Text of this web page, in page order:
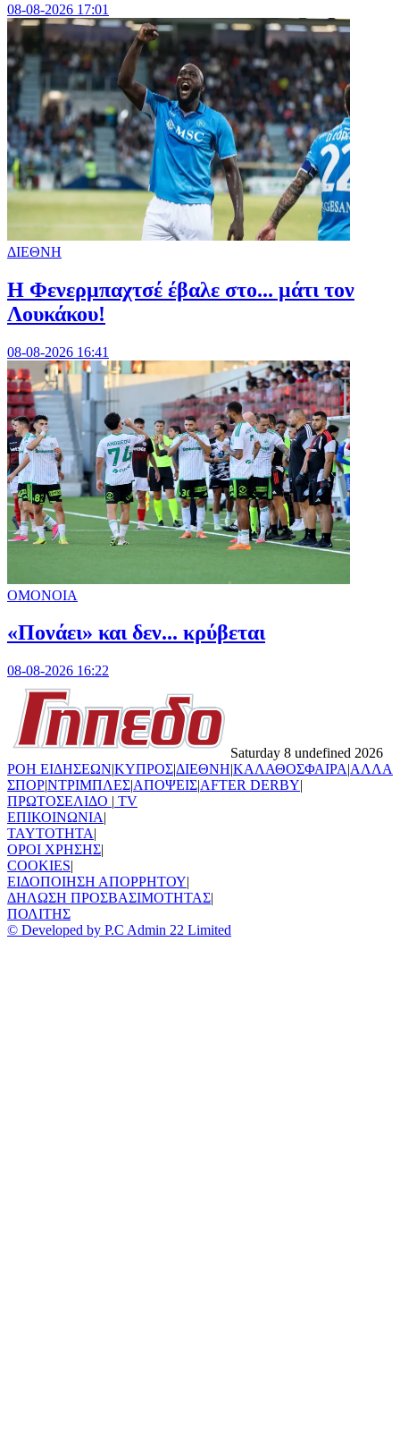
08-08-2026 17:01
ΔΙΕΘΝΗ
Η Φενερμπαχτσέ έβαλε στο... μάτι τον
Λουκάκου!
08-08-2026 16:41
ΟΜΟΝΟΙΑ
«Πονάει» και δεν... κρύβεται
08-08-2026 16:22
Saturday 8 undefined 2026
ΡΟΗ ΕΙΔΗΣΕΩΝ|ΚΥΠΡΟΣ|ΔΙΕΘΝΗ|ΚΑΛΑΘΟΣΦΑΙΡΑ|ΑΛΛΑ
ΣΠΟΡ|ΝΤΡΙΜΠΛΕΣ|ΑΠΟΨΕΙΣ|AFTER DERBY|
ΠΡΩΤΟΣΕΛΙΔΟ | TV
ΕΠΙΚΟΙΝΩΝΙΑ|
TAYTOTHTA|
ΟΡΟΙ ΧΡΗΣΗΣ|
COOKIES|
ΕΙΔΟΠΟΙΗΣΗ ΑΠΟΡΡΗΤΟΥ|
ΔΗΛΩΣΗ ΠΡΟΣΒΑΣΙΜΟΤΗΤΑΣ|
ΠΟΛΙΤΗΣ
© Developed by P.C Admin 22 Limited